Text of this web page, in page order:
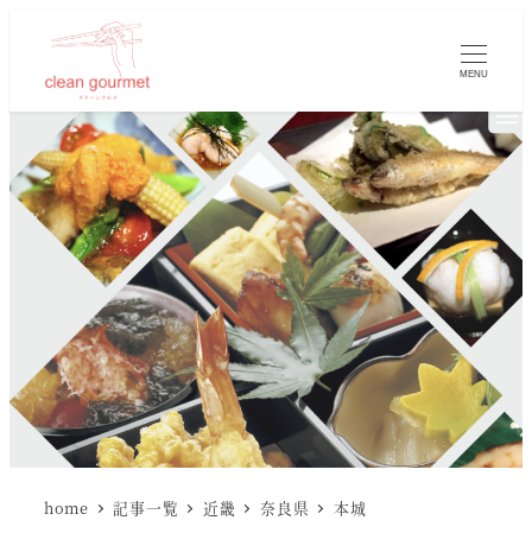
MENU
home 記事一覧 近畿 奈良県 本城